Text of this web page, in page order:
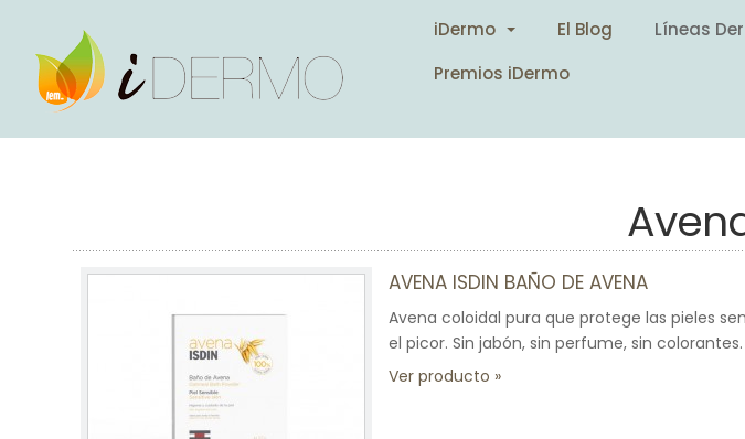
iDermo El Blog Líneas
Premios iDermo
AVENA ISDIN BAÑO DE AVENA
Avena coloidal pura que protege las pieles
el picor. Sin jabón, sin perfume, sin colorantes.
Ver producto